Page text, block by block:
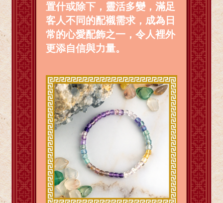
置什或除下，靈活多變，滿足
客人不同的配襯需求，成為日
常的心愛配飾之一，令人裡外
更添自信與力量。